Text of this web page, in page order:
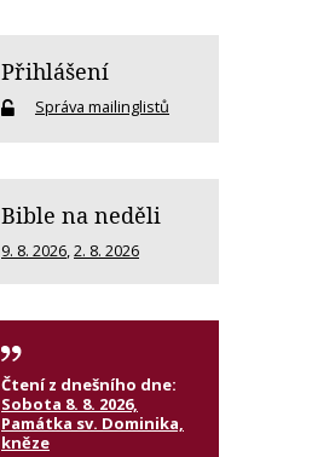
Přihlášení
Správa mailinglistů
Bible na neděli
9. 8. 2026 2. 8. 2026
Čtení z dnešního dne:
Sobota 8. 8. 2026,
Památka sv. Dominika,
kněze